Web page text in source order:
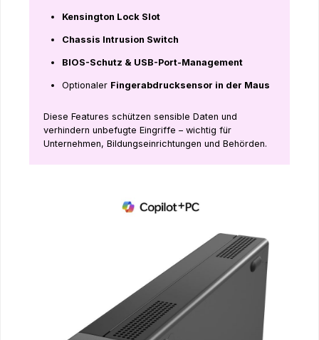
Kensington Lock Slot
Chassis Intrusion Switch
BIOS-Schutz & USB-Port-Management
Optionaler Fingerabdrucksensor in der Maus
Diese Features schützen sensible Daten und
verhindern unbefugte Eingriffe – wichtig für
Unternehmen, Bildungseinrichtungen und Behörden.